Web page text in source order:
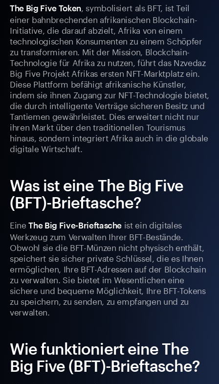
The Big Five Token, symbolisiert als BFT, ist Teil
einer bahnbrechenden afrikanischen Blockchain-
Initiative, die darauf abzielt, Afrika von einem
technologischen Konsumenten zu einem Schöpfer
zu transformieren. Mit der Mission, Blockchain-
Technologie für Afrika zu nutzen, führt das Nzvedaz
Big Five Projekt Afrikas ersten NFT-Marktplatz ein.
Diese Plattform befähigt afrikanische Künstler,
indem sie ihnen Zugang zur NFT-Technologie bietet,
die durch intelligente Verträge sicheren Besitz und
Tantiemen gewährleistet. Dies erweitert nicht nur
ihren Markt über den traditionellen Tourismus
hinaus, sondern integriert Afrika auch in die globale
digitale Wirtschaft.
Was ist eine The Big Five
(BFT)-Brieftasche?
EineThe Big Five-Brieftasche ist ein digitales
Werkzeug zum Verwalten Ihrer BFT-Bestände.
Obwohl sie die BFT-Münzen nicht physisch enthält,
speichert sie sicher private Schlüssel, die es Ihnen
ermöglichen, Ihre BFT-Adressen auf der Blockchain
zu verwalten. Sie bietet im Wesentlichen eine
sichere und bequeme Möglichkeit, Ihre BFT-Tokens
zu speichern, zu senden, zu empfangen und zu
verwalten.
Wie funktioniert eine The
Big Five (BFT)-Brieftasche?